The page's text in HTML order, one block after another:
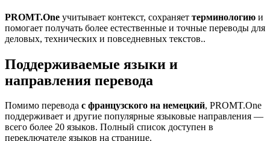
PROMT.One учитывает контекст, сохраняет терминологию и
помогает получать более естественные и точные переводы для
деловых, технических и повседневных текстов..
Поддерживаемые языки и
направления перевода
Помимо перевода с французского на немецкий, PROMT.One
поддерживает и другие популярные языковые направления —
всего более 20 языков. Полный список доступен в
переключателе языков на странице.